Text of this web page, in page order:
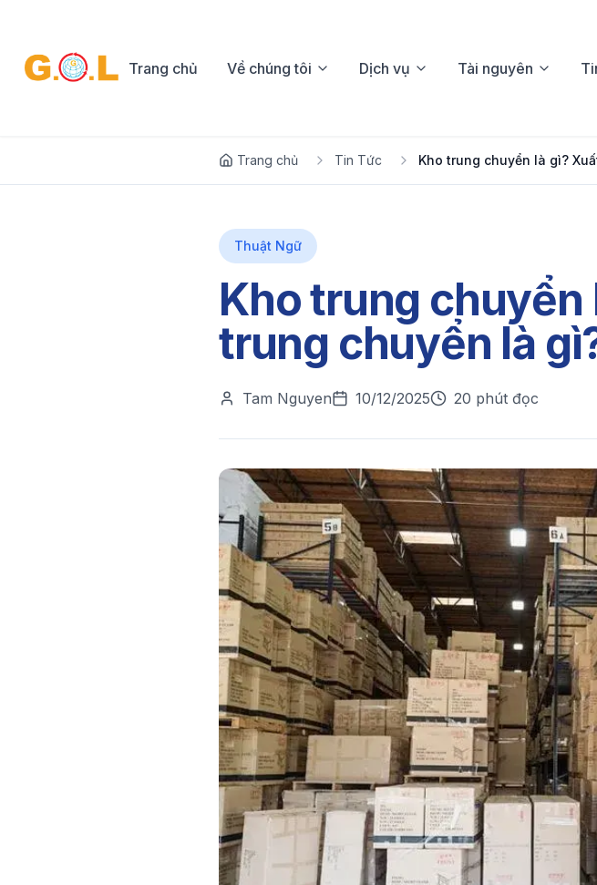
Trang chủ Về chúng tôi Dịch vụ Tài nguyên
Trang chủ Tin Tức Kho trung chuyển là gì?
Thuật Ngữ
Kho trung chuyển
trung chuyển là
Tam Nguyen 10/12/2025 20 phút đọc